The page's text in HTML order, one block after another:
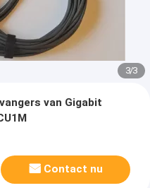
1/3
van Gigabit
Contact nu